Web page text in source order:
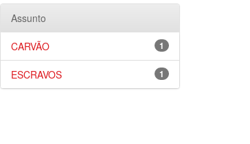
Assunto
1
CARVÃO
1
ESCRAVOS